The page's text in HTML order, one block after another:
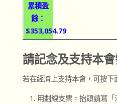
累積盈
餘：
$353,054.79
請記念及支持本
若在經濟上支持本會，可按下
用劃線支票，抬頭請寫